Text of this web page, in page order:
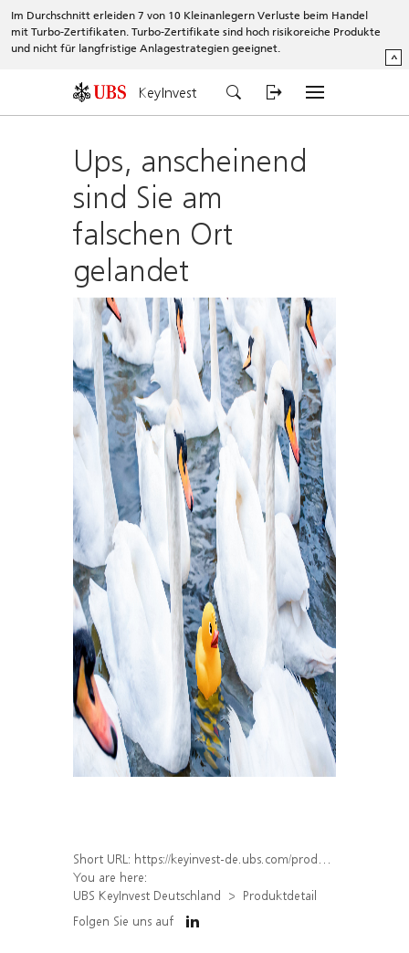
Im Durchschnitt erleiden 7 von 10 Kleinanlegern Verluste beim Handel
mit Turbo-Zertifikaten. Turbo-Zertifikate sind hoch risikoreiche Produkte
und nicht für langfristige Anlagestrategien geeignet.
^
KeyInvest
Ups, anscheinend
sind Sie am
falschen Ort
gelandet
Short URL: https://keyinvest-de.ubs.com/produkt/detail/index/isin/DE000WA8CLW1
You are here:
UBS KeyInvest Deutschland
Produktdetail
Folgen Sie uns auf